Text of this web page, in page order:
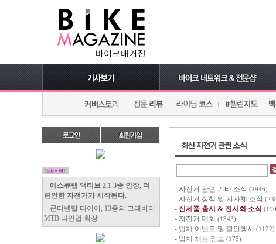
+ 에스큐랩 액티브 2.1 3종 안장, 더
편안한 자전거가 시작된다.
+ 콘티넨탈 타이어, 13종의 그래비티
MTB 라인업 확장
- 자전거 관련 기타 소식 (2946)
- 자전거 정책 및 지자체 소식
- 신제품 출시 & 전시회 소식
- 자전거 대회 (1343)
- 업체 이벤트 및 할인행사 (1122)
- 업체 채용 정보 (175)